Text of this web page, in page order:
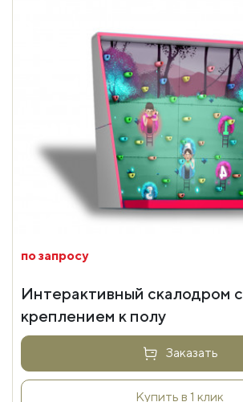
по запросу
Интерактивный скалодром с
креплением к полу
Заказать
Купить в 1 клик